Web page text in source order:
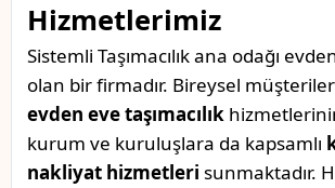
Hizmetlerimiz
Sistemli Taşımacılık ana odağı
olan bir firmadır. Bireysel
evden eve taşımacılık
kurum ve kuruluşlara da kapsamlı
nakliyat hizmetleri sunmaktadır.